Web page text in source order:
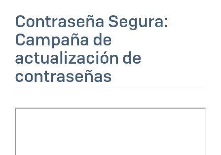
Contraseña Segura:
Campaña de
actualización de
contraseñas